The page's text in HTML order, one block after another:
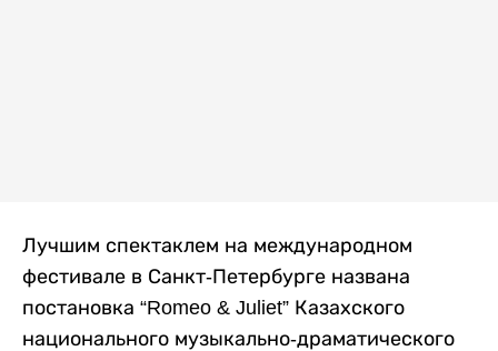
Лучшим спектаклем на международном
фестивале в Санкт-Петербурге названа
постановка “Romeo & Juliet” Казахского
национального музыкально-драматического